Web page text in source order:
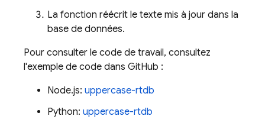
La fonction réécrit le texte mis à jour dans la
base de données.
Pour consulter le code de travail, consultez
l'exemple de code dans GitHub :
Node.js: uppercase-rtdb
Python: uppercase-rtdb